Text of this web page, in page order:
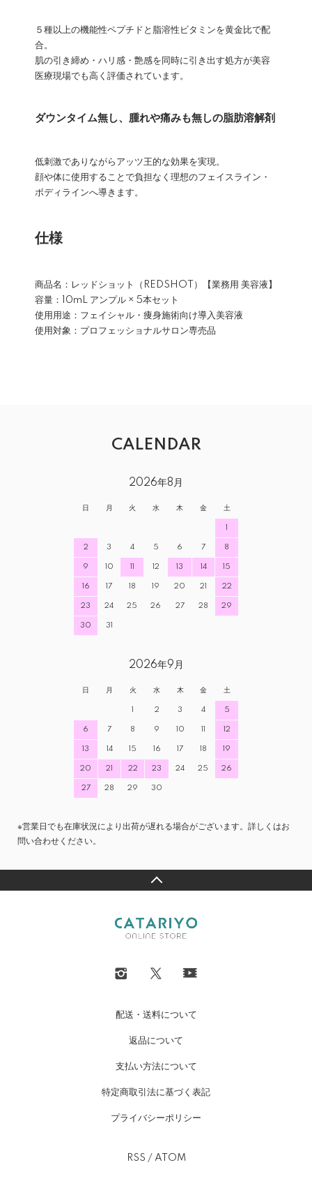
５種以上の機能性ペプチドと脂溶性ビタミンを黄金比で配
合。
肌の引き締め・ハリ感・艶感を同時に引き出す処方が美容
医療現場でも高く評価されています。
ダウンタイム無し、腫れや痛みも無しの脂肪溶解剤
低刺激でありながらアッツ王的な効果を実現。
顔や体に使用することで負担なく理想のフェイスライン・
ボディラインへ導きます。
仕様
商品名：レッドショット（REDSHOT）【業務用 美容液】
容量：10mL アンプル × 5本セット
使用用途：フェイシャル・痩身施術向け導入美容液
使用対象：プロフェッショナルサロン専売品
CALENDAR
2026年8月
日 月 火 水 木 金 土
1
2 3 4 5 6 7 8
9 10 11 12 13 14 15
16 17 18 19 20 21 22
23 24 25 26 27 28 29
30 31
2026年9月
日 月 火 水 木 金 土
1 2 3 4 5
6 7 8 9 10 11 12
13 14 15 16 17 18 19
20 21 22 23 24 25 26
27 28 29 30
※営業日でも在庫状況により出荷が遅れる場合がございます。詳しくはお
問い合わせください。
配送・送料について
返品について
支払い方法について
特定商取引法に基づく表記
プライバシーポリシー
RSS / ATOM